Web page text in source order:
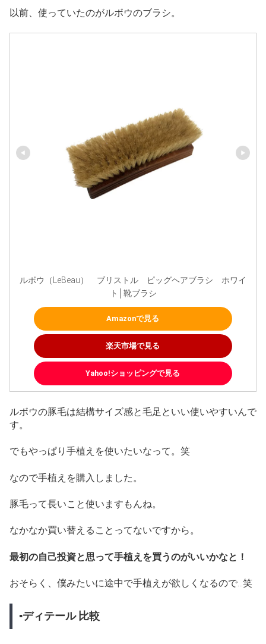
以前、使っていたのがルボウのブラシ。
ルボウ（LeBeau）　ブリストル　ピッグヘアブラシ　ホワイ
ト│靴ブラシ
Amazonで見る
楽天市場で見る
Yahoo!ショッピングで見る
ルボウの豚毛は結構サイズ感と毛足といい使いやすいんで
す。
でもやっぱり手植えを使いたいなって。笑
なので手植えを購入しました。
豚毛って長いこと使いますもんね。
なかなか買い替えることってないですから。
最初の自己投資と思って手植えを買うのがいいかなと！
おそらく、僕みたいに途中で手植えが欲しくなるので…笑
▪ディテール 比較